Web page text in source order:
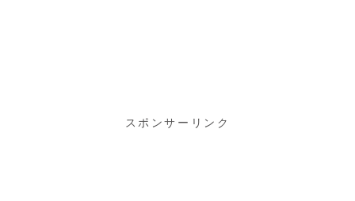
スポンサーリンク